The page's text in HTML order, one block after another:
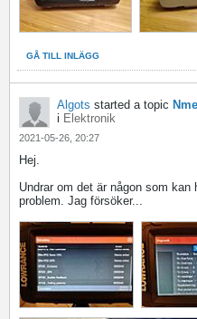
GÅ TILL INLÄGG
Algots started a topic
i Elektronik
2021-05-26, 20:27
Hej.
Undrar om det är någon som
problem. Jag försöker...